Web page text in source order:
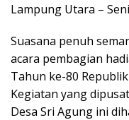
Lampung Utara –
Suasana penuh
acara pembagian
Tahun ke-80
Kegiatan yang
Desa Sri Agung ini